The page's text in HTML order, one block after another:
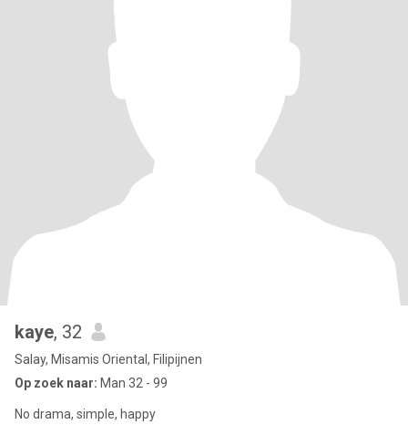
kaye, 32
Salay, Misamis Oriental, Filipijnen
Op zoek naar: Man 32 - 99
No drama, simple, happy